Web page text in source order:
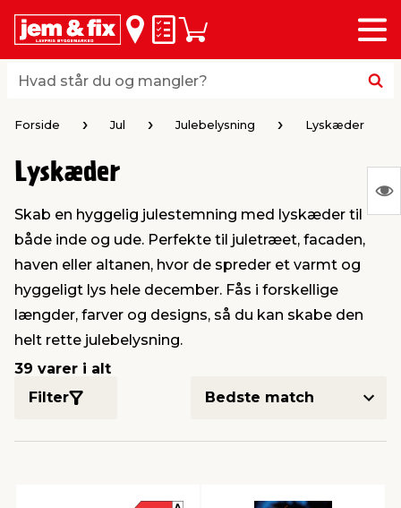
Hvad står du og mangler?
Hvad står du og mangler?
Huskeseddel
Indkøbskurv
Menu
loft & vægge
vinduer
brædder
& varme
& ophæng
& opbevaring
& persienner
& armatur
& ventilation
kloak
Home
& kemikalier
& fugemasse
af værktøj
maskiner
& spande
underholdning
Forside Jul Julebelysning Lyskæder
Lyskæder
Skab en hyggelig julestemning med lyskæder til
både inde og ude. Perfekte til juletræet, facaden,
haven eller altanen, hvor de spreder et varmt og
hyggeligt lys hele december. Fås i forskellige
længder, farver og designs, så du kan skabe den
helt rette julebelysning.
39 varer i alt
Filter